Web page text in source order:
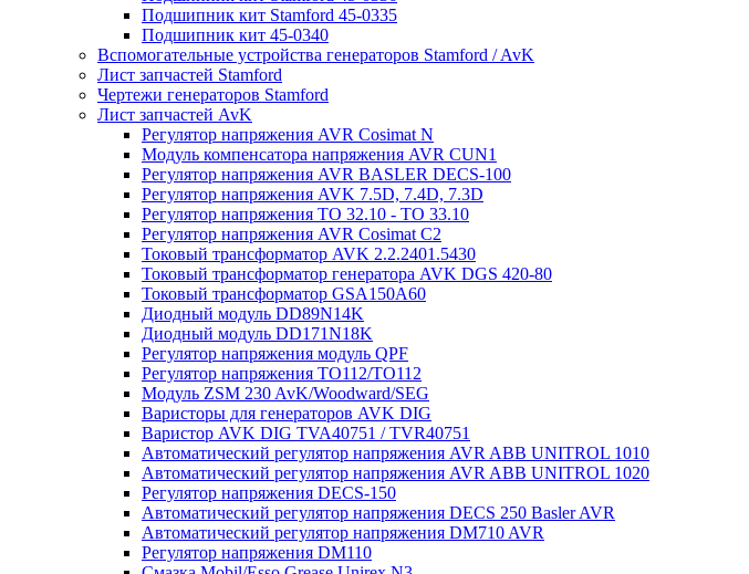
Подшипник кит Stamford 45-0335
Подшипник кит 45-0340
Вспомогательные устройства генераторов Stamford / AvK
Лист запчастей Stamford
Чертежи генераторов Stamford
Лист запчастей AvK
Регулятор напряжения AVR Cosimat N
Модуль компенсатора напряжения AVR CUN1
Регулятор напряжения AVR BASLER DECS-100
Регулятор напряжения AVK 7.5D, 7.4D, 7.3D
Регулятор напряжения TO 32.10 - TO 33.10
Регулятор напряжения AVR Cosimat C2
Токовый трансформатор AVK 2.2.2401.5430
Токовый трансформатор генератора AVK DGS 420-80
Токовый трансформатор GSA150A60
Диодный модуль DD89N14K
Диодный модуль DD171N18K
Регулятор напряжения модуль QPF
Регулятор напряжения ТО112/TO112
Модуль ZSM 230 AvK/Woodward/SEG
Варисторы для генераторов AVK DIG
Варистор AVK DIG TVA40751 / TVR40751
Автоматический регулятор напряжения AVR ABB UNITROL 1010
Автоматический регулятор напряжения AVR ABB UNITROL 1020
Регулятор напряжения DECS-150
Автоматический регулятор напряжения DECS 250 Basler AVR
Автоматический регулятор напряжения DM710 AVR
Регулятор напряжения DM110